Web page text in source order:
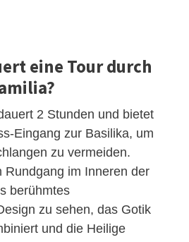
eine Tour durch
2 Stunden und bietet
Eingang zur Basilika, um
zu vermeiden.
Rundgang im Inneren der
berühmtes
zu sehen, das Gotik
und die Heilige